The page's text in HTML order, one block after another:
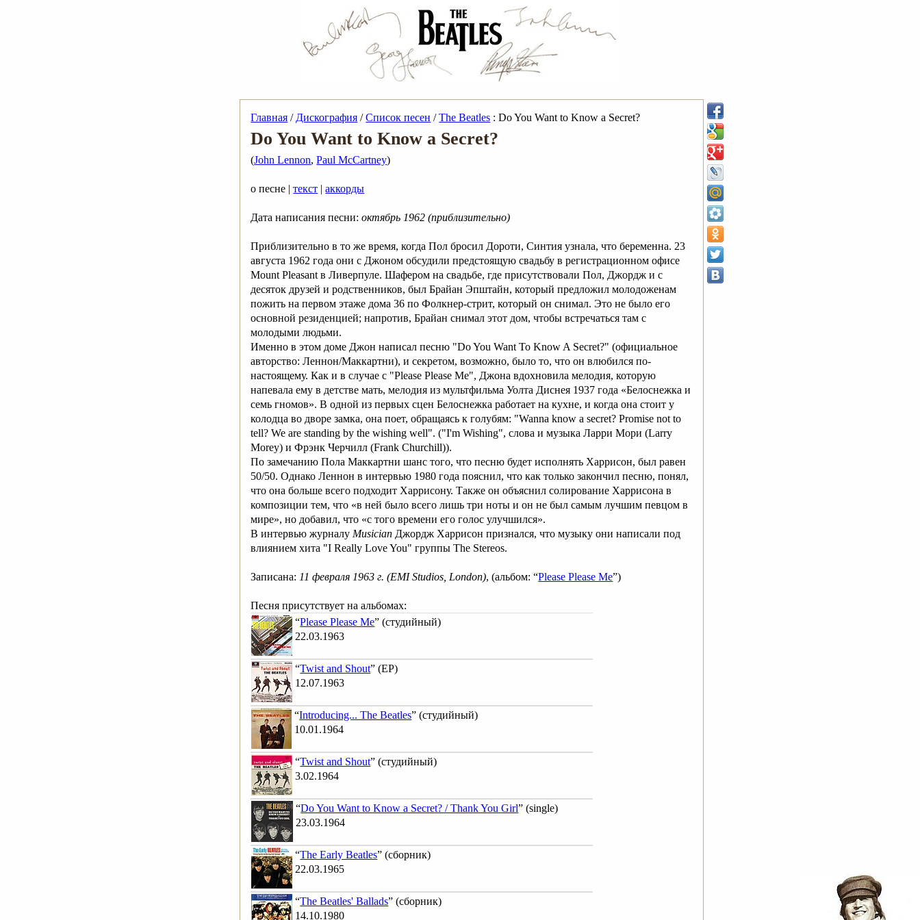
Главная / Дискография /Список песен /The Beatles : Do You Want to Know a Secret?
Do You Want to Know a Secret?
(John Lennon,Paul McCartney)
о песне |текст |аккорды
Дата написания песни:октябрь 1962 (приблизительно)
Приблизительно в то же время, когда Пол бросил Дороти, Синтия узнала, что беременна. 23
августа 1962 года они с Джоном обсудили предстоящую свадьбу в регистрационном офисе
Mount Pleasant в Ливерпуле. Шафером на свадьбе, где присутствовали Пол, Джордж и с
десяток друзей и родственников, был Брайан Эпштайн, который предложил молодоженам
пожить на первом этаже дома 36 по Фолкнер-стрит, который он снимал. Это не было его
основной резиденцией; напротив, Брайан снимал этот дом, чтобы встречаться там с
молодыми людьми.
Именно в этом доме Джон написал песню "Do You Want То Know A Secret?" (официальное
авторство: Леннон/Маккартни), и секретом, возможно, было то, что он влюбился по-
настоящему. Как и в случае с "Please Please Ме", Джона вдохновила мелодия, которую
напевала ему в детстве мать, мелодия из мультфильма Уолта Диснея 1937 года «Белоснежка и
семь гномов». В одной из первых сцен Белоснежка работает на кухне, и когда она стоит у
колодца во дворе замка, она поет, обращаясь к голубям: "Wanna know a secret? Promise not to
tell? We are standing by the wishing well". ("I'm Wishing", слова и музыка Ларри Мори (Larry
Morey) и Фрэнк Черчилл (Frank Churchill)).
По замечанию Пола Маккартни шанс того, что песню будет исполнять Харрисон, был равен
50/50. Однако Леннон в интервью 1980 года пояснил, что как только закончил песню, понял,
что она больше всего подходит Харрисону. Также он объяснил солирование Харрисона в
композиции тем, что «в ней было всего лишь три ноты и он не был самым лучшим певцом в
мире», но добавил, что «с того времени его голос улучшился».
В интервью журналу Musician Джордж Харрисон признался, что музыку они написали под
влиянием хита "I Really Love You" группы The Stereos.
Записана: 11 февраля 1963 г. (EMI Studios, London), (альбом: “Please Please Me”)
Песня присутствует на альбомах:
“Please Please Me” (студийный)
22.03.1963
“Twist and Shout” (EP)
12.07.1963
“Introducing... The Beatles” (студийный)
10.01.1964
“Twist and Shout” (студийный)
3.02.1964
“Do You Want to Know a Secret? / Thank You Girl” (single)
23.03.1964
“The Early Beatles” (сборник)
22.03.1965
“The Beatles' Ballads” (сборник)
14.10.1980